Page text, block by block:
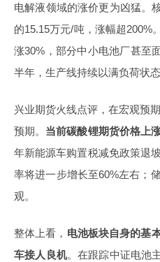
电解液领域的涨价更为凶猛。
的15.15万元/吨，涨幅超200%
涨30%，部分中小电池厂甚至
半年，生产线持续以满负荷状态
兴业期货火线点评，在宏观预
预期。 当前碳酸锂期货价格上
年新能源车购置税减免政策退
率将进一步增长至60%左右；
观。
整体上看， 电池板块自身的基
车接人良机。在跟踪中证电池